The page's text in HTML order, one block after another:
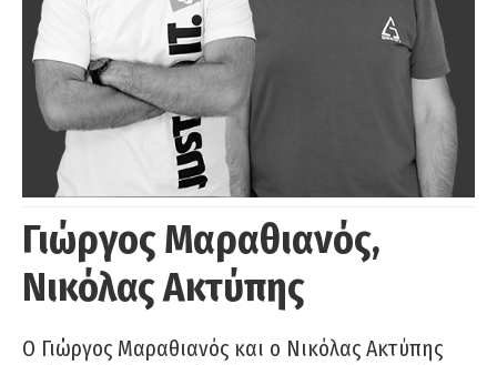
Γιώργος Μαραθιανός,
Νικόλας Ακτύπης
Ο Γιώργος Μαραθιανός και ο Νικόλας Ακτύπης